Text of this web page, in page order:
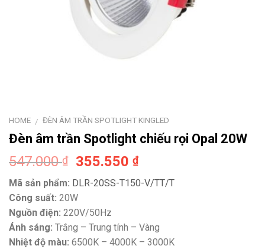
HOME / ĐÈN ÂM TRẦN SPOTLIGHT KINGLED
Đèn âm trần Spotlight chiếu rọi Opal 20W
547.000₫
Original
price
was:
547.000 ₫.
355.550₫Current
price
is:
Mã sản phẩm: DLR-20SS-T150-V/TT/T
Công suất: 20W
Nguồn điện: 220V/50Hz
Ánh sáng: Trắng – Trung tính – Vàng
Nhiệt độ màu: 6500K – 4000K – 3000K